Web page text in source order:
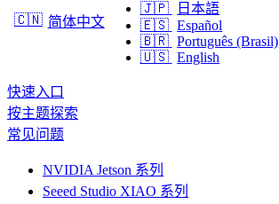
🇨🇳 简体中文
🇯🇵
日本語
🇪🇸 Español
🇧🇷 Português (Brasil)
🇺🇸 English
快速入口
按主题探索
常见问题
NVIDIA Jetson 系列
Seeed Studio XIAO 系列